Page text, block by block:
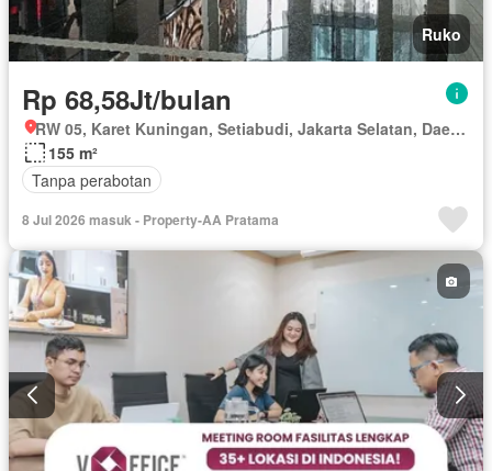
Ruko
Rp 68,58Jt/bulan
RW 05, Karet Kuningan, Setiabudi, Jakarta Selatan, Daerah Khusus Ibukota Jakarta
155 m²
Tanpa perabotan
8 Jul 2026 masuk - Property-AA Pratama